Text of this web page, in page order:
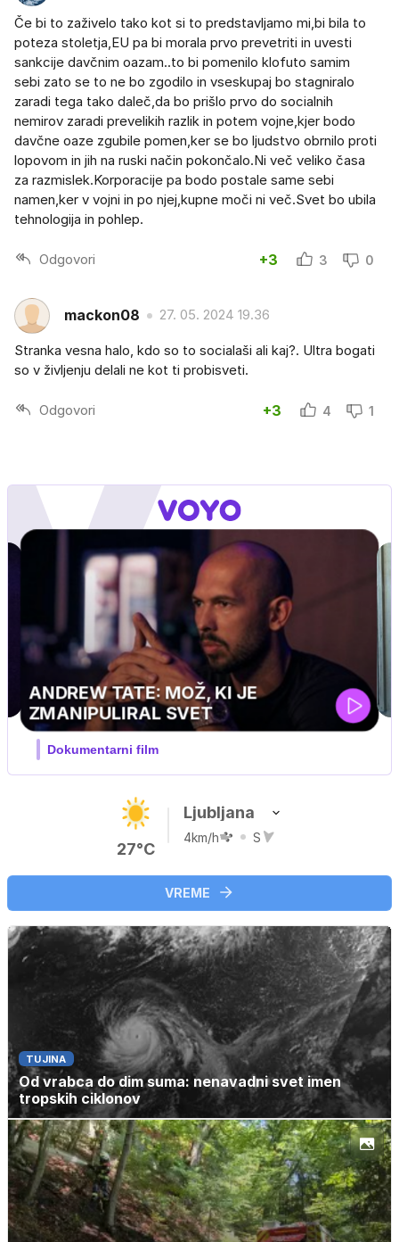
Če bi to zaživelo tako kot si to predstavljamo mi,bi bila to
poteza stoletja,EU pa bi morala prvo prevetriti in uvesti
sankcije davčnim oazam..to bi pomenilo klofuto samim
sebi zato se to ne bo zgodilo in vseskupaj bo stagniralo
zaradi tega tako daleč,da bo prišlo prvo do socialnih
nemirov zaradi prevelikih razlik in potem vojne,kjer bodo
davčne oaze zgubile pomen,ker se bo ljudstvo obrnilo proti
lopovom in jih na ruski način pokončalo.Ni več veliko časa
za razmislek.Korporacije pa bodo postale same sebi
namen,ker v vojni in po njej,kupne moči ni več.Svet bo ubila
tehnologija in pohlep.
Odgovori +3 3 0
mackon08 27. 05. 2024 19.36
Stranka vesna halo, kdo so to socialaši ali kaj?. Ultra bogati
so v življenju delali ne kot ti probisveti.
Odgovori +3 4 1
MOJ PRIJATELJ PINGVIN
Film meseca / družinski, pustolovski
27°C
Ljubljana
4km/h S
VREME
TUJINA
Od vrabca do dim suma: nenavadni svet imen
tropskih ciklonov